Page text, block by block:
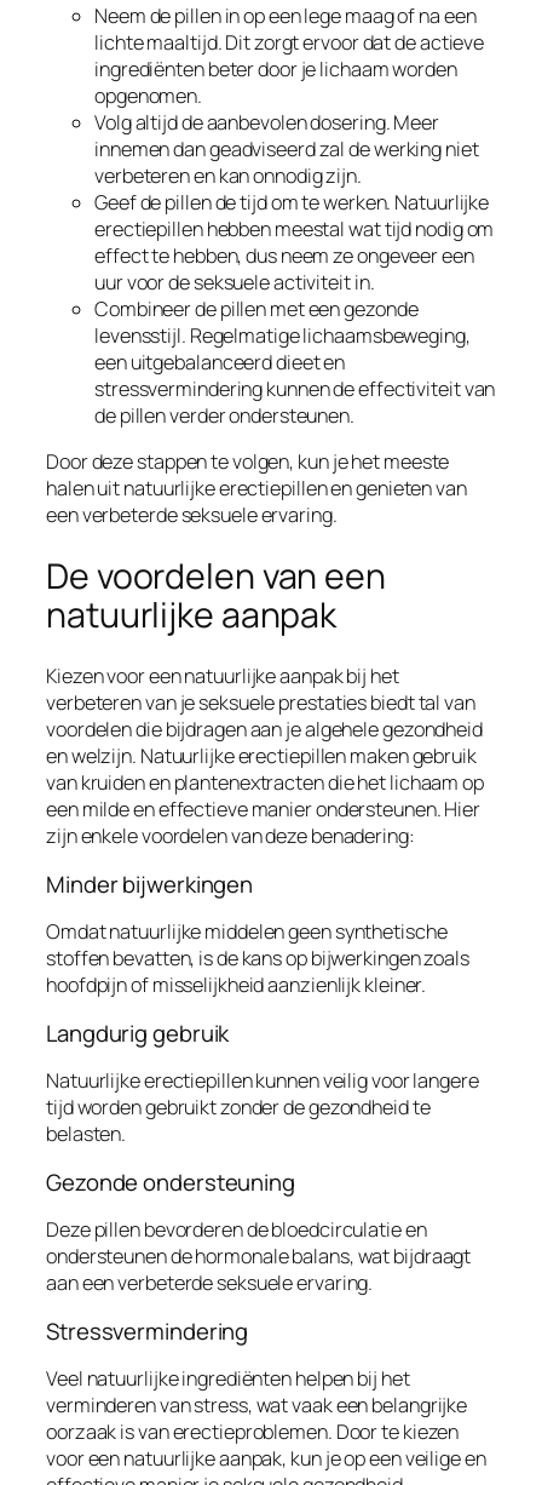
Neem de pillen in op een lege maag of na een
lichte maaltijd. Dit zorgt ervoor dat de actieve
ingrediënten beter door je lichaam worden
opgenomen.
Volg altijd de aanbevolen dosering. Meer
innemen dan geadviseerd zal de werking niet
verbeteren en kan onnodig zijn.
Geef de pillen de tijd om te werken. Natuurlijke
erectiepillen hebben meestal wat tijd nodig om
effect te hebben, dus neem ze ongeveer een
uur voor de seksuele activiteit in.
Combineer de pillen met een gezonde
levensstijl. Regelmatige lichaamsbeweging,
een uitgebalanceerd dieet en
stressvermindering kunnen de effectiviteit van
de pillen verder ondersteunen.
Door deze stappen te volgen, kun je het meeste
halen uit natuurlijke erectiepillen en genieten van
een verbeterde seksuele ervaring.
De voordelen van een
natuurlijke aanpak
Kiezen voor een natuurlijke aanpak bij het
verbeteren van je seksuele prestaties biedt tal van
voordelen die bijdragen aan je algehele gezondheid
en welzijn. Natuurlijke erectiepillen maken gebruik
van kruiden en plantenextracten die het lichaam op
een milde en effectieve manier ondersteunen. Hier
zijn enkele voordelen van deze benadering:
Minder bijwerkingen
Omdat natuurlijke middelen geen synthetische
stoffen bevatten, is de kans op bijwerkingen zoals
hoofdpijn of misselijkheid aanzienlijk kleiner.
Langdurig gebruik
Natuurlijke erectiepillen kunnen veilig voor langere
tijd worden gebruikt zonder de gezondheid te
belasten.
Gezonde ondersteuning
Deze pillen bevorderen de bloedcirculatie en
ondersteunen de hormonale balans, wat bijdraagt
aan een verbeterde seksuele ervaring.
Stressvermindering
Veel natuurlijke ingrediënten helpen bij het
verminderen van stress, wat vaak een belangrijke
oorzaak is van erectieproblemen. Door te kiezen
voor een natuurlijke aanpak, kun je op een veilige en